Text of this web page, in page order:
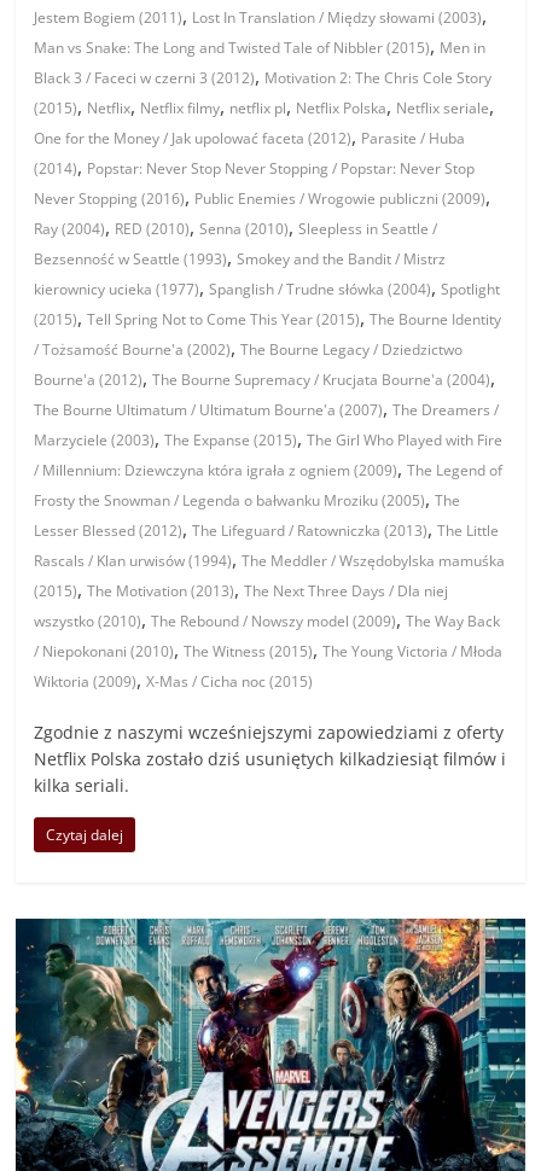
Jestem Bogiem (2011), Lost In Translation / Między słowami (2003),
Man vs Snake: The Long and Twisted Tale of Nibbler (2015), Men in
Black 3 / Faceci w czerni 3 (2012), Motivation 2: The Chris Cole Story
(2015), Netflix, Netflix filmy, netflix pl, Netflix Polska, Netflix seriale,
One for the Money / Jak upolować faceta (2012), Parasite / Huba
(2014), Popstar: Never Stop Never Stopping / Popstar: Never Stop
Never Stopping (2016), Public Enemies / Wrogowie publiczni (2009),
Ray (2004), RED (2010),Senna (2010),Sleepless in Seattle /
Bezsenność w Seattle (1993),Smokey and the Bandit / Mistrz
kierownicy ucieka (1977),Spanglish / Trudne słówka (2004),Spotlight
(2015),Tell Spring Not to Come This Year (2015),The Bourne Identity
/ Tożsamość Bourne'a (2002),The Bourne Legacy / Dziedzictwo
Bourne'a (2012),The Bourne Supremacy / Krucjata Bourne'a (2004),
The Bourne Ultimatum / Ultimatum Bourne'a (2007),The Dreamers /
Marzyciele (2003),The Expanse (2015),The Girl Who Played with Fire
/ Millennium: Dziewczyna która igrała z ogniem (2009),The Legend of
Frosty the Snowman / Legenda o bałwanku Mroziku (2005),The
Lesser Blessed (2012),The Lifeguard / Ratowniczka (2013),The Little
Rascals / Klan urwisów (1994),The Meddler / Wszędobylska mamuśka
(2015),The Motivation (2013),The Next Three Days / Dla niej
wszystko (2010),The Rebound / Nowszy model (2009),The Way Back
/ Niepokonani (2010),The Witness (2015),The Young Victoria / Młoda
Wiktoria (2009),X-Mas / Cicha noc (2015)
Zgodnie z naszymi wcześniejszymi zapowiedziami z oferty
Netflix Polska zostało dziś usuniętych kilkadziesiąt filmów i
kilka seriali.
Czytaj dalej